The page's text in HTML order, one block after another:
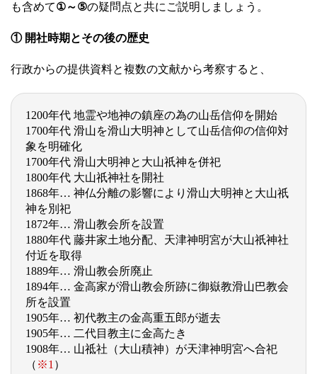
も含めて①～⑤の疑問点と共にご説明しましょう。
① 開社時期とその後の歴史
行政からの提供資料と複数の文献から考察すると、
1200年代 地霊や地神の鎮座の為の山岳信仰を開始
1700年代 滑山を滑山大明神として山岳信仰の信仰対
象を明確化
1700年代 滑山大明神と大山祇神を併祀
1800年代 大山祇神社を開社
1868年… 神仏分離の影響により滑山大明神と大山祇
神を別祀
1872年… 滑山教会所を設置
1880年代 藤井家土地分配、天津神明宮が大山祇神社
付近を取得
1889年… 滑山教会所廃止
1894年… 金高家が滑山教会所跡に御嶽教滑山巴教会
所を設置
1905年… 初代教主の金高重五郎が逝去
1905年… 二代目教主に金高たき
1908年… 山祗社（大山積神）が天津神明宮へ合祀
（ ※1 ）